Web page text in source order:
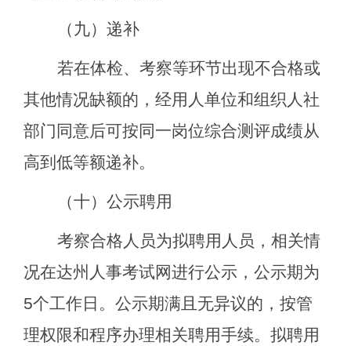
（ 九）递补
若在体检、考察等环节出现不合格或
其他情况缺额的，经用人单位和组织人社
部门同意后可按同一岗位综合测评成绩从
高到低等额递补。
（十）公示聘用
考察合格人员为拟聘用人员，相关情
况在达州人事考试网进行公示，公示期为
5个工作日。公示期满且无异议的，按管
理权限和程序办理相关聘用手续。拟聘用